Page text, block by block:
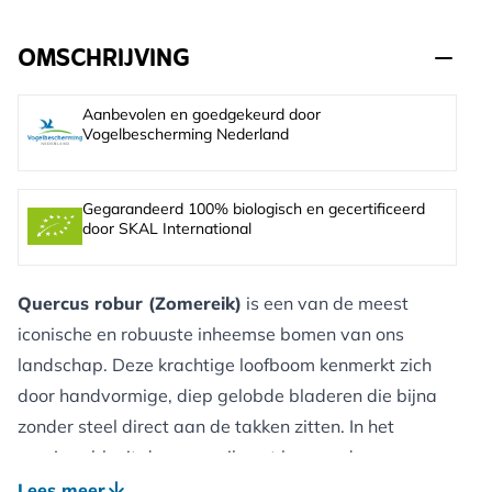
OMSCHRIJVING
Aanbevolen en goedgekeurd door
Vogelbescherming Nederland
Gegarandeerd 100% biologisch en gecertificeerd
door SKAL International
Quercus robur (Zomereik) is een van de meest
iconische en robuuste inheemse bomen van ons
landschap. Deze krachtige loofboom kenmerkt zich
door handvormige, diep gelobde bladeren die bijna
zonder steel direct aan de takken zitten. In het
voorjaar bloeit de zomereik met hangende
geelgroene katjes, waarna in het najaar de bekende